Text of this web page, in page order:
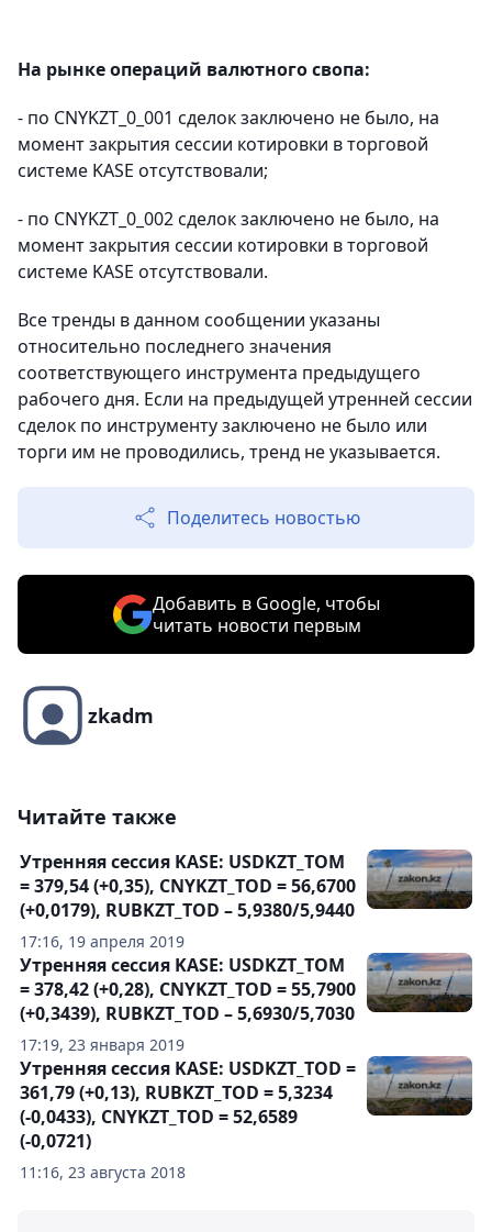
На рынке операций валютного свопа:
- по CNYKZT_0_001 сделок заключено не было, на
момент закрытия сессии котировки в торговой
системе KASE отсутствовали;
- по CNYKZT_0_002 сделок заключено не было, на
момент закрытия сессии котировки в торговой
системе KASE отсутствовали.
Все тренды в данном сообщении указаны
относительно последнего значения
соответствующего инструмента предыдущего
рабочего дня. Если на предыдущей утренней сессии
сделок по инструменту заключено не было или
торги им не проводились, тренд не указывается.
Поделитесь новостью
Добавить в Google, чтобы
читать новости первым
zkadm
Читайте также
17:16, 19 апреля 2019
Утренняя сессия KASE: USDKZT_TOM
= 379,54 (+0,35), CNYKZT_TOD = 56,6700
(+0,0179), RUBKZT_TOD – 5,9380/5,9440
17:19, 23 января 2019
Утренняя сессия KASE: USDKZT_TOM
= 378,42 (+0,28), CNYKZT_TOD = 55,7900
(+0,3439), RUBKZT_TOD – 5,6930/5,7030
11:16, 23 августа 2018
Утренняя сессия KASE: USDKZT_TOD =
361,79 (+0,13), RUBKZT_TOD = 5,3234
(-0,0433), CNYKZT_TOD = 52,6589
(-0,0721)